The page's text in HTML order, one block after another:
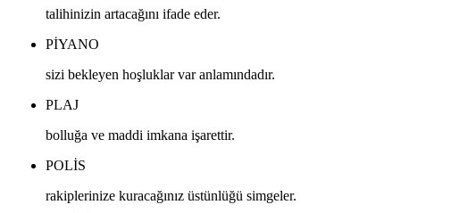
talihinizin artacağını ifade eder.
PIYANO
sizi bekleyen hoşluklar var anlamındadır.
PLAJ
bolluğa ve maddi imkana işarettir.
POLIS
rakiplerinize kuracağınız üstünlüğü simgeler.